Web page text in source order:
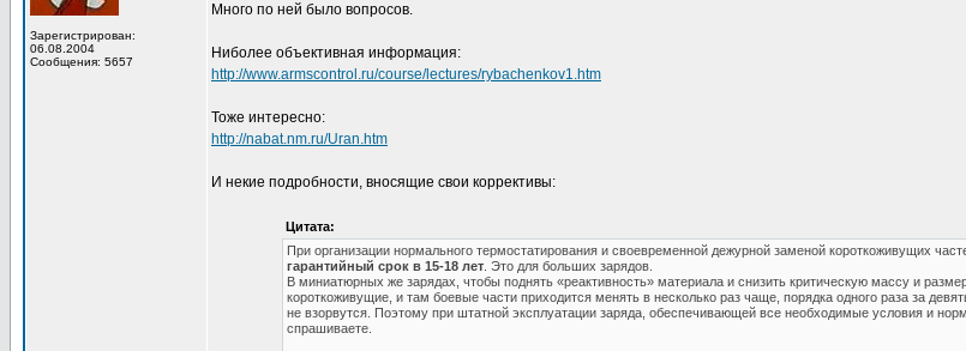
Зарегистрирован:
06.08.2004
Сообщения: 5657
Много по ней было вопросов.
Ниболее объективная информация:
http://www.armscontrol.ru/course/lectures/rybachenkov1.htm
Тоже интересно:
http://nabat.nm.ru/Uran.htm
И некие подробности, вносящие свои коррективы:
Цитата:
При организации нормального термостатирования и своевременной дежурной заменой короткоживущих
гарантийный срок в 15-18 лет. Это для больших зарядов.
В миниатюрных же зарядах, чтобы поднять «реактивность» материала и снизить критическую массу и
короткоживущие, и там боевые части приходится менять в несколько раз чаще, порядка одного раза за
не взорвутся. Поэтому при штатной эксплуатации заряда, обеспечивающей все необходимые условия и
спрашиваете.